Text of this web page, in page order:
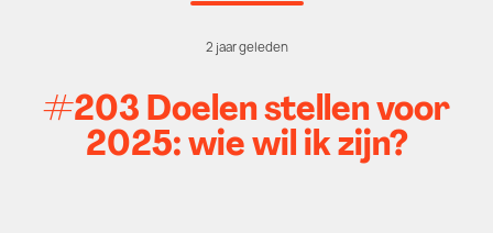
2 jaar geleden
#203 Doelen stellen voor
2025: wie wil ik zijn?